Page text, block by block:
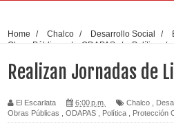
Home / Chalco / Desarrollo Social /
Obras Públicas
/ ODAPAS / Política /
Realizan Jornadas de
El Escarlata 6:00 p.m. Chalco
Obras Públicas
ODAPAS Política Protección